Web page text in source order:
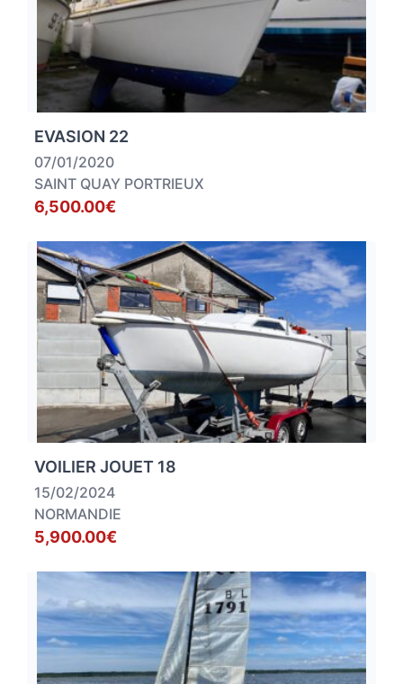
EVASION 22
07/01/2020
SAINT QUAY PORTRIEUX
6,500.00€
VOILIER JOUET 18
15/02/2024
NORMANDIE
5,900.00€